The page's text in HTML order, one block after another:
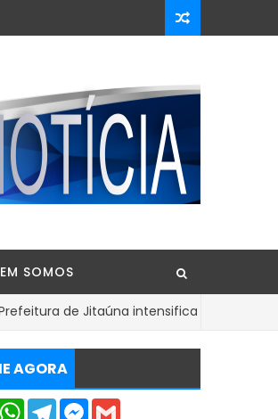
SOMOS
Jitaúna intensifica recuperação de
AGORA
W
T
M